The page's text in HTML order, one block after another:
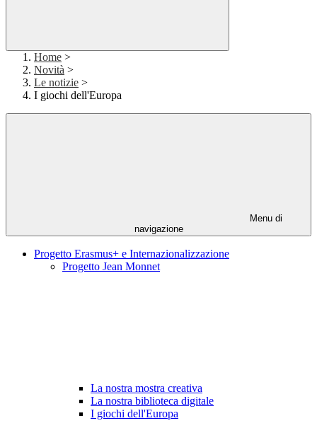
Home >
Novità >
Le notizie >
I giochi dell'Europa
Menu di
navigazione
Progetto Erasmus+ e Internazionalizzazione
Progetto Jean Monnet
La nostra mostra creativa
La nostra biblioteca digitale
I giochi dell'Europa